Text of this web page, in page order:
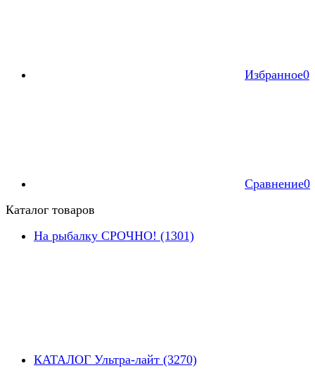
Избранное0
Сравнение0
Каталог товаров
На рыбалку СРОЧНО! (1301)
КАТАЛОГ Ультра-лайт (3270)